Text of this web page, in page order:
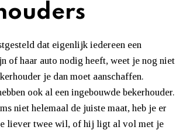
dat eigenlijk iedereen een
of haar auto nodig heeft, weet je nog niet
je dan moet aanschaffen.
ook al een ingebouwde bekerhouder.
niet helemaal de juiste maat, heb je er
liever twee wil, of hij ligt al vol met je